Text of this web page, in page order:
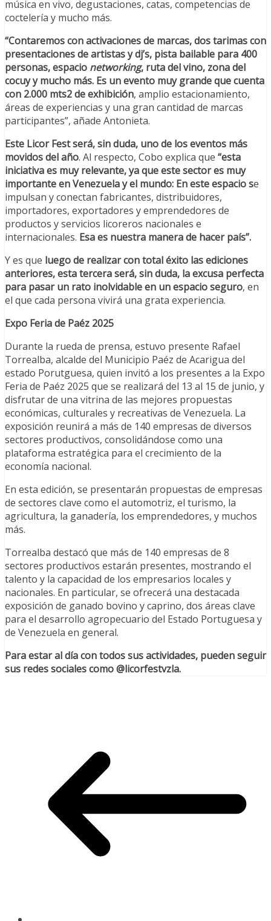
música en vivo, degustaciones, catas, competencias de
coctelería y mucho más.
“Contaremos con activaciones de marcas, dos tarimas con
presentaciones de artistas y dj’s, pista bailable para 400
personas, espacio networking, ruta del vino, zona del
cocuy y mucho más. Es un evento muy grande que cuenta
con 2.000 mts2 de exhibición, amplio estacionamiento,
áreas de experiencias y una gran cantidad de marcas
participantes”, añade Antonieta.
Este Licor Fest será, sin duda, uno de los eventos más
movidos del año. Al respecto, Cobo explica que “esta
iniciativa es muy relevante, ya que este sector es muy
importante en Venezuela y el mundo: En este espacio se
impulsan y conectan fabricantes, distribuidores,
importadores, exportadores y emprendedores de
productos y servicios licoreros nacionales e
internacionales. Esa es nuestra manera de hacer país”.
Y es que luego de realizar con total éxito las ediciones
anteriores, esta tercera será, sin duda, la excusa perfecta
para pasar un rato inolvidable en un espacio seguro, en
el que cada persona vivirá una grata experiencia.
Expo Feria de Paéz 2025
Durante la rueda de prensa, estuvo presente Rafael
Torrealba, alcalde del Municipio Paéz de Acarigua del
estado Porutguesa, quien invitó a los presentes a la Expo
Feria de Paéz 2025 que se realizará del 13 al 15 de junio, y
disfrutar de una vitrina de las mejores propuestas
económicas, culturales y recreativas de Venezuela. La
exposición reunirá a más de 140 empresas de diversos
sectores productivos, consolidándose como una
plataforma estratégica para el crecimiento de la
economía nacional.
En esta edición, se presentarán propuestas de empresas
de sectores clave como el automotriz, el turismo, la
agricultura, la ganadería, los emprendedores, y muchos
más.
Torrealba destacó que más de 140 empresas de 8
sectores productivos estarán presentes, mostrando el
talento y la capacidad de los empresarios locales y
nacionales. En particular, se ofrecerá una destacada
exposición de ganado bovino y caprino, dos áreas clave
para el desarrollo agropecuario del Estado Portuguesa y
de Venezuela en general.
Para estar al día con todos sus actividades, pueden seguir
sus redes sociales como @licorfestvzla.